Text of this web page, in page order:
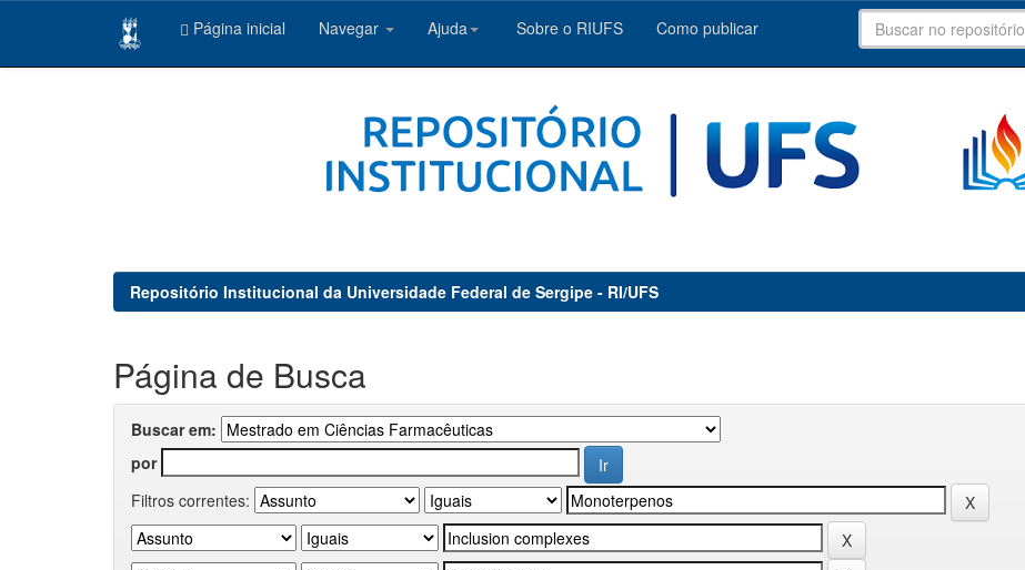
Página inicial Navegar Ajuda Sobre o RIUFS Como publicar
Repositório Institucional da Universidade Federal de Sergipe - RI/UFS
Página de Busca
Buscar em:
por
Filtros correntes: